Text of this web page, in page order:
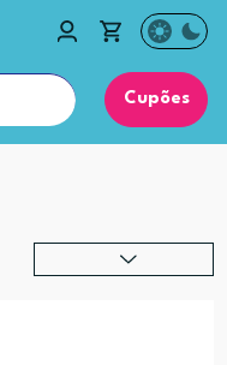
Cupões